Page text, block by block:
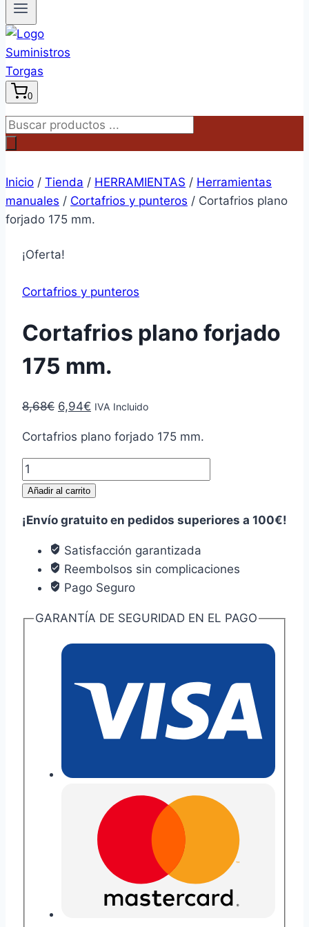
0
Búsqueda
de
Inicio / Tienda / HERRAMIENTAS / Herramientas
manuales / Cortafrios y punteros / Cortafrios plano
forjado 175 mm.
¡Oferta!
Cortafrios y punteros
Cortafrios plano forjado
175 mm.
8,68€ El
original
era:
8,68€.
6,94€ El
actual
es:
6,94€.
IVA Incluido
Cortafrios plano forjado 175 mm.
Cortafrios
plano
175
cantidad
Añadir al carrito
¡Envío gratuito en pedidos superiores a 100€!
Satisfacción garantizada
Reembolsos sin complicaciones
Pago Seguro
GARANTÍA DE SEGURIDAD EN EL PAGO